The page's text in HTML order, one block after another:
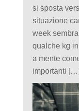
si sposta
situazione
week
qualche kg
a mente
importanti […]